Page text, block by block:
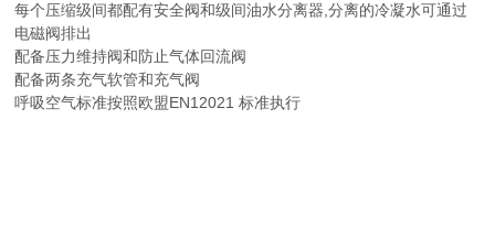
每个压缩级间都配有安全阀和级间油水分离器,分离的冷凝水可通过
电磁阀排出
配备压力维持阀和防止气体回流阀
配备两条充气软管和充气阀
呼吸空气标准按照欧盟EN12021 标准执行